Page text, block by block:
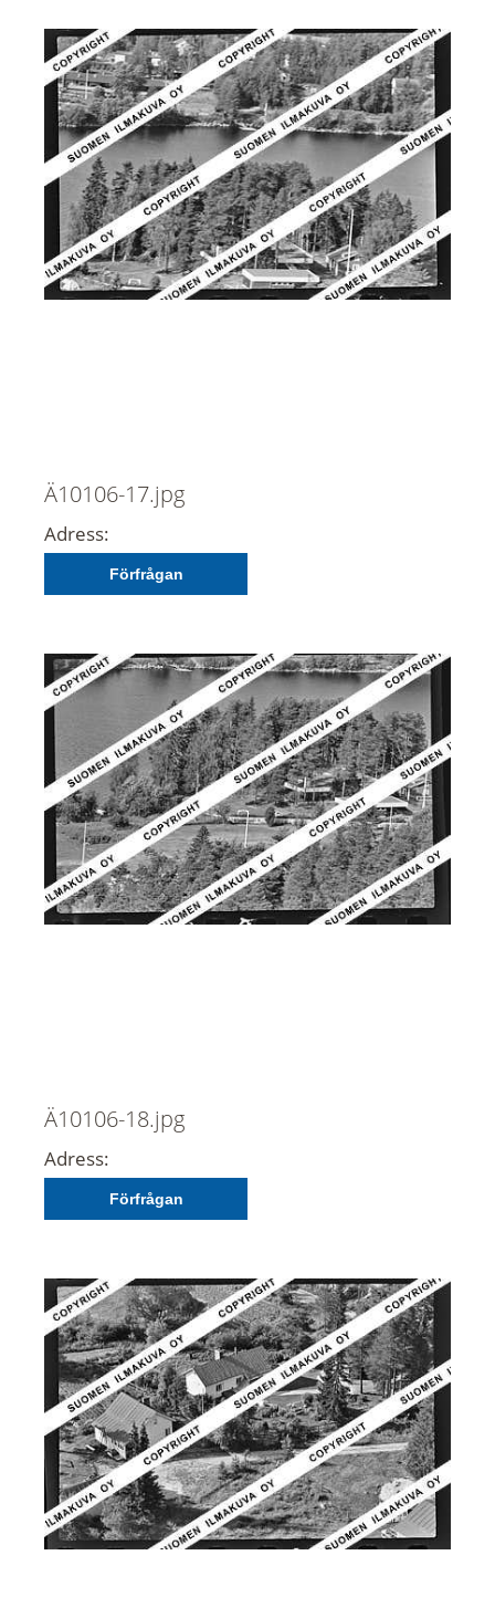
Ä10106-17.jpg
Adress:
Förfrågan
Ä10106-18.jpg
Adress:
Förfrågan